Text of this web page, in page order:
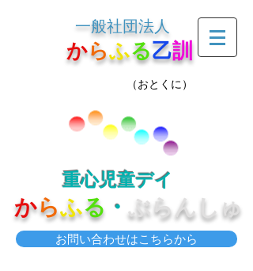
一般社団法人
からふる乙訓
（おとくに）
重心児童デイ
からふる ・ ぶらんしゅ
お問い合わせはこちらから